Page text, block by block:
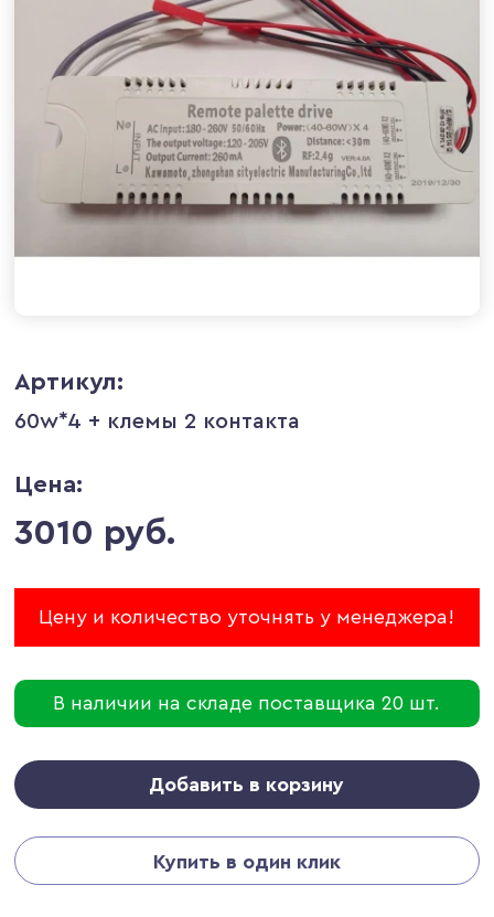
Артикул:
60w*4 + клемы 2 контакта
Цена:
3010 руб.
Цену и количество уточнять у менеджера!
В наличии на складе поставщика 20 шт.
Добавить в корзину
Купить в один клик